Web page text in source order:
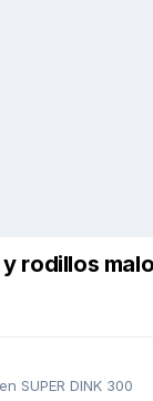
rodillos
en SUPER DINK 300